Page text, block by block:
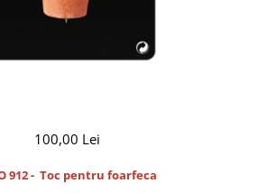
100,00 Lei
912 - Toc pentru foarfeca